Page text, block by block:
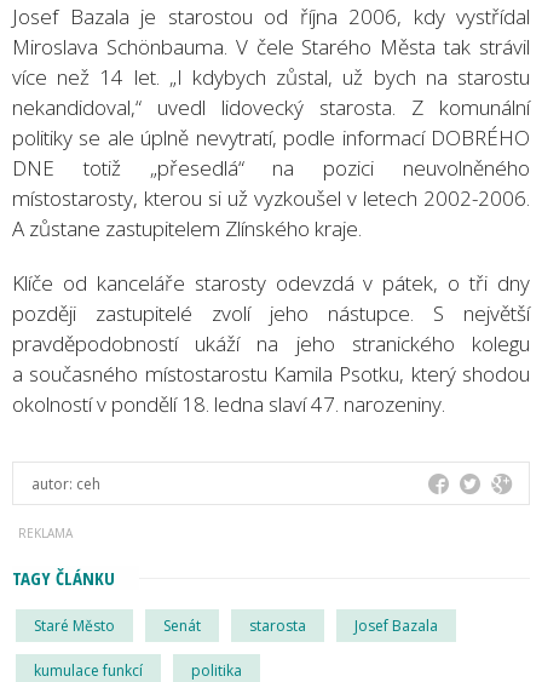
Josef Bazala je starostou od října 2006, kdy vystřídal
Miroslava Schönbauma. V čele Starého Města tak strávil
více než 14 let. „I kdybych zůstal, už bych na starostu
nekandidoval,“ uvedl lidovecký starosta. Z komunální
politiky se ale úplně nevytratí, podle informací DOBRÉHO
DNE totiž „přesedlá“ na pozici neuvolněného
místostarosty, kterou si už vyzkoušel v letech 2002-2006.
A zůstane zastupitelem Zlínského kraje.
Klíče od kanceláře starosty odevzdá v pátek, o tři dny
později zastupitelé zvolí jeho nástupce. S největší
pravděpodobností ukáží na jeho stranického kolegu
a současného místostarostu Kamila Psotku, který shodou
okolností v pondělí 18. ledna slaví 47. narozeniny.
autor: ceh
TAGY ČLÁNKU
Staré Město Senát starosta Josef Bazala
kumulace funkcí politika